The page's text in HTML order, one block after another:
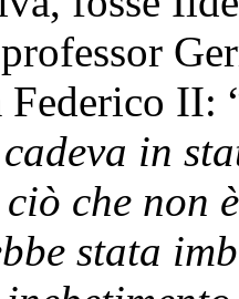
Federico II:
in
che non
stata